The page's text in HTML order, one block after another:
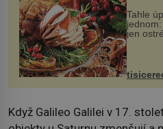
Tahle
jen
krků.
vcelku
Když Galileo Galilei v 17.